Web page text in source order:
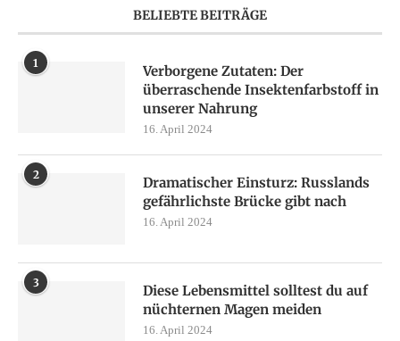
BELIEBTE BEITRÄGE
1
Verborgene Zutaten: Der
überraschende Insektenfarbstoff in
unserer Nahrung
16. April 2024
2
Dramatischer Einsturz: Russlands
gefährlichste Brücke gibt nach
16. April 2024
3
Diese Lebensmittel solltest du auf
nüchternen Magen meiden
16. April 2024